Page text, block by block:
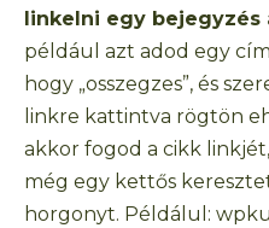
linkelni egy
például azt adod egy
hogy „osszegzes”, és
linkre kattintva rögtön
akkor fogod a cikk
még egy kettős
horgonyt. Példálul: